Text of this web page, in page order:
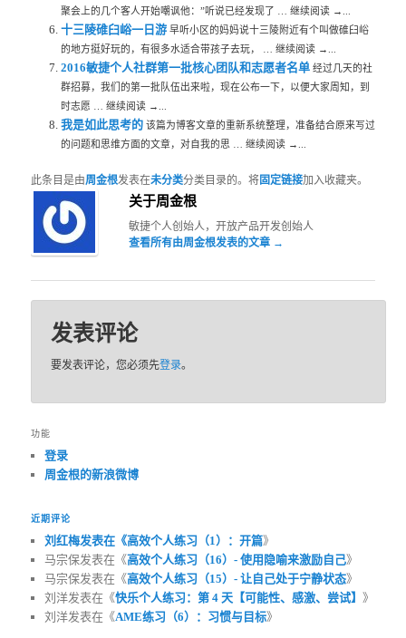
聚会上的几个客人开始嘲讽他：”听说已经发现了 … 继续阅读 →...
十三陵碓臼峪一日游 早听小区的妈妈说十三陵附近有个叫做碓臼峪
的地方挺好玩的，有很多水适合带孩子去玩， … 继续阅读 →...
2016敏捷个人社群第一批核心团队和志愿者名单 经过几天的社
群招募，我们的第一批队伍出来啦，现在公布一下，以便大家周知，到
时志愿 … 继续阅读 →...
我是如此思考的 该篇为博客文章的重新系统整理，准备结合原来写过
的问题和思维方面的文章，对自我的思 … 继续阅读 →...
此条目是由周金根发表在未分类分类目录的。将固定链接加入收藏夹。
关于周金根
敏捷个人创始人，开放产品开发创始人
查看所有由周金根发表的文章 →
发表评论
要发表评论，您必须先登录。
功能
登录
周金根的新浪微博
近期评论
刘红梅发表在《高效个人练习（1）：开篇》
马宗保发表在《高效个人练习（16）- 使用隐喻来激励自己》
马宗保发表在《高效个人练习（15）- 让自己处于宁静状态》
刘洋发表在《快乐个人练习：第 4 天【可能性、感激、尝试】 》
刘洋发表在《AME练习（6）：习惯与目标》